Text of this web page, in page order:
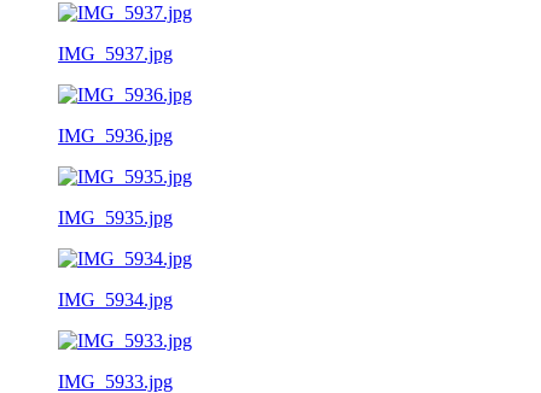
IMG_5937.jpg
IMG_5936.jpg
IMG_5935.jpg
IMG_5934.jpg
IMG_5933.jpg